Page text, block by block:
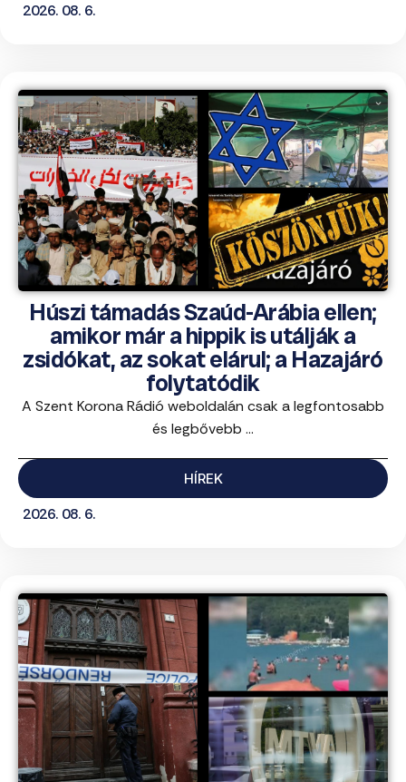
2026. 08. 6.
Húszi támadás Szaúd-Arábia ellen;
amikor már a hippik is utálják a
zsidókat, az sokat elárul; a Hazajáró
folytatódik
A Szent Korona Rádió weboldalán csak a legfontosabb
és legbővebb ...
HÍREK
2026. 08. 6.